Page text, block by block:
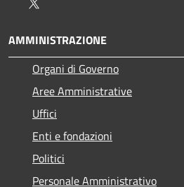
AMMINISTRAZIONE
Organi di Governo
Aree Amministrative
Uffici
Enti e fondazioni
Politici
Personale Amministrativo